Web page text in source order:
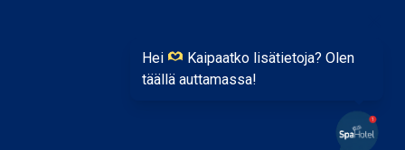
Hei
Kaipaatko lisätietoja? Olen
täällä auttamassa!